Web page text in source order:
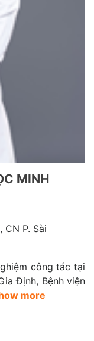
MINH
CN P. Sài
công tác tại
Định, Bệnh viện
more